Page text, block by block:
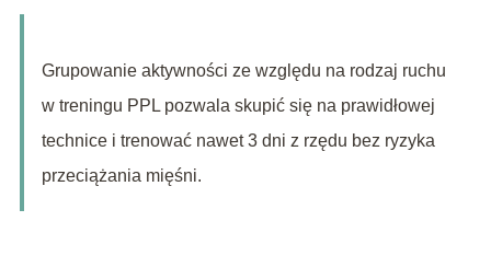
Grupowanie aktywności ze względu na rodzaj ruchu
w treningu PPL pozwala skupić się na prawidłowej
technice i trenować nawet 3 dni z rzędu bez ryzyka
przeciążania mięśni.